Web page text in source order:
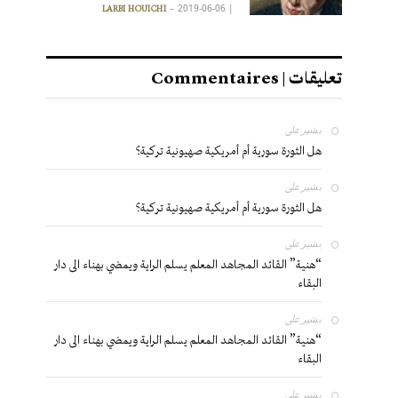
|
LARBI HOUICHI 2019-06-06
تعليقات | Commentaires
بشير على
هل الثورة سورية أم أمريكية صهيونية تركية؟
بشير على
هل الثورة سورية أم أمريكية صهيونية تركية؟
بشير على
“هنية” القائد المجاهد المعلم يسلم الراية ويمضي بهناء الى دار
البقاء
بشير على
“هنية” القائد المجاهد المعلم يسلم الراية ويمضي بهناء الى دار
البقاء
بشير على